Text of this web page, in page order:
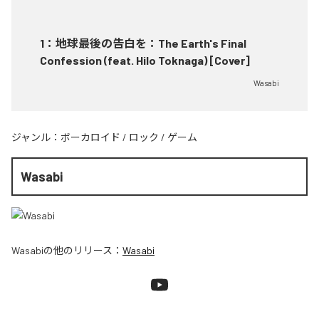
1 ： 地球最後の告白を：The Earth's Final
Confession (feat. Hilo Toknaga) [Cover]
Wasabi
ジャンル： ボーカロイド / ロック / ゲーム
Wasabi
Wasabiの他のリリース： Wasabi